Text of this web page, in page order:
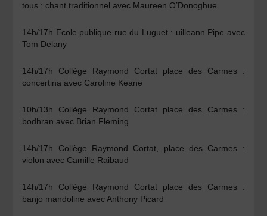
tous : chant traditionnel avec Maureen O’Donoghue
14h/17h Ecole publique rue du Luguet : uilleann Pipe avec
Tom Delany
14h/17h Collège Raymond Cortat place des Carmes :
concertina avec Caroline Keane
10h/13h Collège Raymond Cortat place des Carmes :
bodhran avec Brian Fleming
14h/17h Collège Raymond Cortat, place des Carmes :
violon avec Camille Raibaud
14h/17h Collège Raymond Cortat place des Carmes :
banjo mandoline avec Anthony Picard